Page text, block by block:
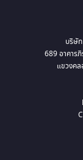
บริษั
689 อาคาร
แขวงค